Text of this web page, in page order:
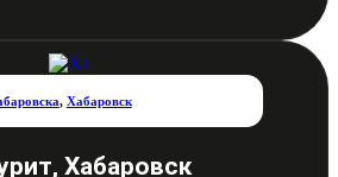
, Хабаровск
Хабаровск